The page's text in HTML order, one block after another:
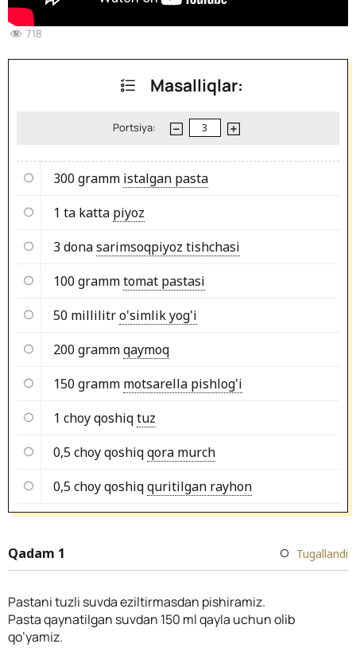
718
Masalliqlar:
Portsiya:
300 gramm istalgan pasta
1 ta katta piyoz
3 donasarimsoqpiyoz tishchasi
100 grammtomat pastasi
50 millilitro'simlik yog'i
200 grammqaymoq
150 gramm motsarella pishlog'i
1 choy qoshiqtuz
0,5 choy qoshiqqora murch
0,5 choy qoshiqquritilgan rayhon
Qadam 1 Tugallandi
Pastani tuzli suvda eziltirmasdan pishiramiz.
Pasta qaynatilgan suvdan 150 ml qayla uchun olib
qo’yamiz.